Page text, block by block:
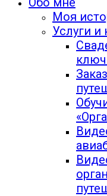
Моя
Услуги и